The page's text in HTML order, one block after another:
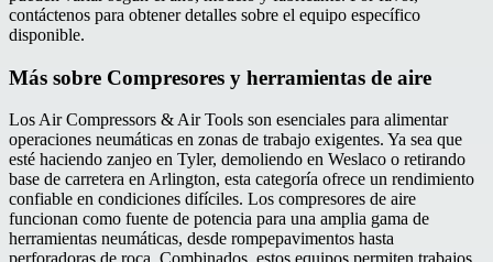
contáctenos para obtener detalles sobre el equipo específico
disponible.
Más sobre Compresores y herramientas de aire
Los Air Compressors & Air Tools son esenciales para alimentar
operaciones neumáticas en zonas de trabajo exigentes. Ya sea que
esté haciendo zanjeo en Tyler, demoliendo en Weslaco o retirando
base de carretera en Arlington, esta categoría ofrece un rendimiento
confiable en condiciones difíciles. Los compresores de aire
funcionan como fuente de potencia para una amplia gama de
herramientas neumáticas, desde rompepavimentos hasta